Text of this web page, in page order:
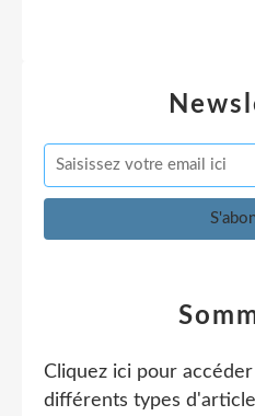
Cliquez ici pour
différents types